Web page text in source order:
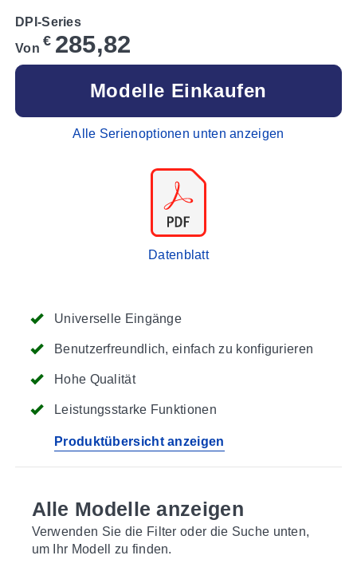
Universelle Eingänge
Benutzerfreundlich, einfach zu konfigurieren
Hohe Qualität
Leistungsstarke Funktionen
Produktübersicht anzeigen
DPI-Series
Von € 285,82
Modelle Einkaufen
Alle Serienoptionen unten anzeigen
Datenblatt
Alle Modelle anzeigen
Verwenden Sie die Filter oder die Suche unten,
um Ihr Modell zu finden.